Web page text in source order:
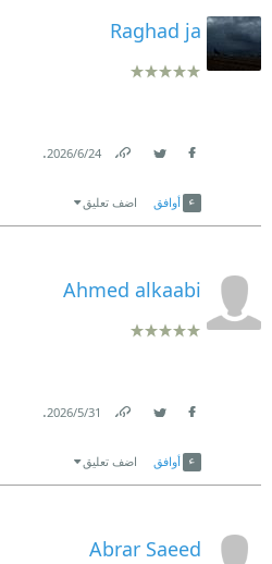
Raghad ja
24‏/6‏/2026
.
أوافق اضف تعليق
Ahmed alkaabi
31‏/5‏/2026
.
أوافق اضف تعليق
Abrar Saeed